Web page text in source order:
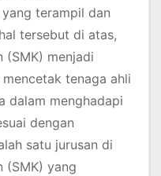
terampil dan
tersebut di atas,
(SMK) menjadi
tenaga ahli
dalam menghadapi
dengan
satu jurusan di
(SMK) yang